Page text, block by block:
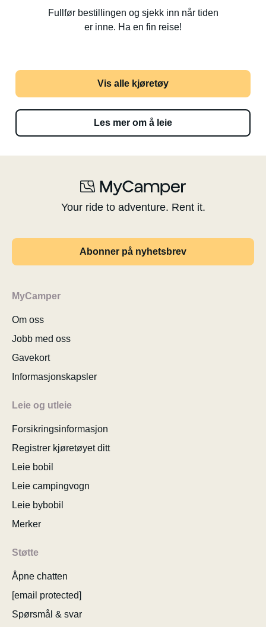
Fullfør bestillingen og sjekk inn når tiden
er inne. Ha en fin reise!
Vis alle kjøretøy
Les mer om å leie
Your ride to adventure. Rent it.
Abonner på nyhetsbrev
MyCamper
Om oss
Jobb med oss
Gavekort
Informasjonskapsler
Leie og utleie
Forsikringsinformasjon
Registrer kjøretøyet ditt
Leie bobil
Leie campingvogn
Leie bybobil
Merker
Støtte
Åpne chatten
[email protected]
Spørsmål & svar